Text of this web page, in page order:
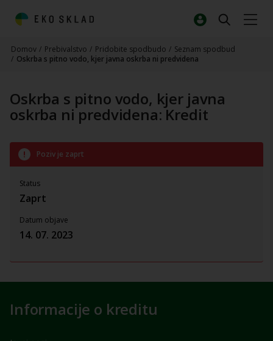
Domov / Prebivalstvo / Pridobite spodbudo / Seznam spodbud
/ Oskrba s pitno vodo, kjer javna oskrba ni predvidena
Oskrba s pitno vodo, kjer javna
oskrba ni predvidena: Kredit
Informacije o kreditu
Poziv je zaprt
Status
Zaprt
Datum objave
14. 07. 2023